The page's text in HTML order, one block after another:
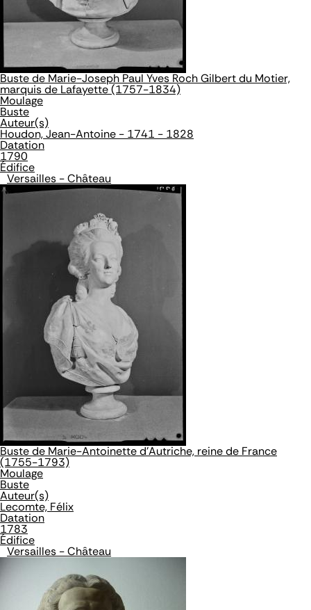
Buste de Marie-Joseph Paul Yves Roch Gilbert du Motier,
marquis de Lafayette (1757-1834)
Moulage
Buste
Auteur(s)
Houdon, Jean-Antoine - 1741 - 1828
Datation
1790
Édifice
Versailles - Château
Buste de Marie-Antoinette d'Autriche, reine de France
(1755-1793)
Moulage
Buste
Auteur(s)
Lecomte, Félix
Datation
1783
Édifice
Versailles - Château